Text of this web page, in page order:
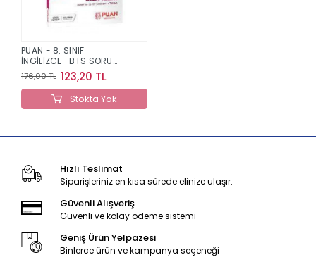
PUAN - 8. SINIF
İNGİLİZCE -BTS SORU
BANKASI
176,00 TL 123,20 TL
Stokta Yok
Hızlı Teslimat
Siparişleriniz en kısa sürede elinize ulaşır.
Güvenli Alışveriş
Güvenli ve kolay ödeme sistemi
Geniş Ürün Yelpazesi
Binlerce ürün ve kampanya seçeneği